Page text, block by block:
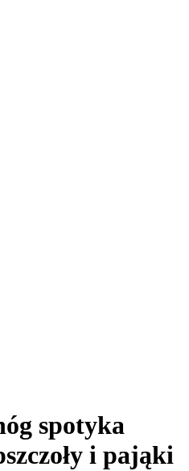
spotyka
i pająki